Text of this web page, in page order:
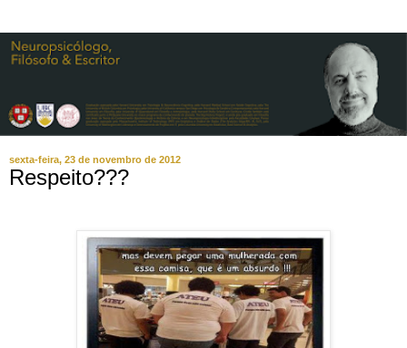
sexta-feira, 23 de novembro de 2012
Respeito???